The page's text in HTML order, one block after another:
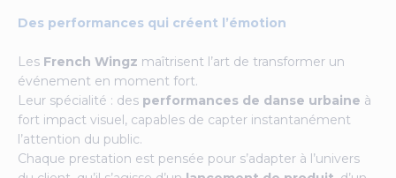
Des performances qui créent l’émotion
Les French Wingz maîtrisent l’art de transformer un
événement en moment fort.
Leur spécialité : des performances de danse urbaine à
fort impact visuel, capables de capter instantanément
l’attention du public.
Chaque prestation est pensée pour s’adapter à l’univers